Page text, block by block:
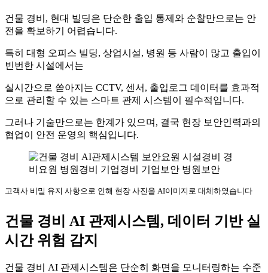
건물 경비, 현대 빌딩은 단순한 출입 통제와 순찰만으로는 안
전을 확보하기 어렵습니다.
특히 대형 오피스 빌딩, 상업시설, 병원 등 사람이 많고 출입이
빈번한 시설에서는
실시간으로 쏟아지는 CCTV, 센서, 출입로그 데이터를 효과적
으로 관리할 수 있는 스마트 관제 시스템이 필수적입니다.
그러나 기술만으로는 한계가 있으며, 결국 현장 보안인력과의
협업이 안전 운영의 핵심입니다.
고객사 비밀 유지 사항으로 인해 현장 사진을 AI이미지로 대체하였습니다
건물 경비 AI 관제시스템, 데이터 기반 실
시간 위험 감지
건물 경비 AI 관제시스템은 단순히 화면을 모니터링하는 수준